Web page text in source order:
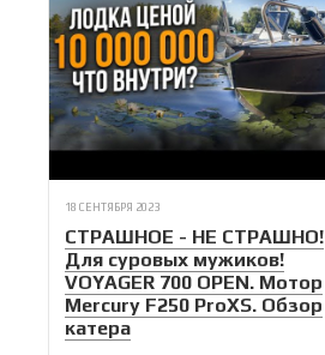
18 СЕНТЯБРЯ 2023
СТРАШНОЕ - НЕ СТРАШНО!
Для суровых мужиков!
VOYAGER 700 OPEN. Мотор
Mercury F250 ProXS. Обзор
катера